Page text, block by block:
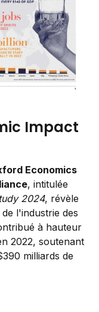
Impact
Economics
, intitulée
2024, révèle
l'industrie des
à hauteur
2022, soutenant
milliards de